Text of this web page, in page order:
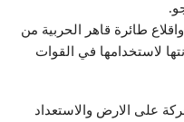
طائرة قاهر الحربية من
صيانتها لاستخدامها في القوات
على الارض والاستعداد